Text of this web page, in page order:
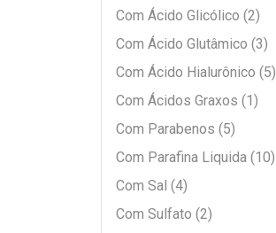
Para Tirar Frizz (10)
Com Ácido Glicólico (2)
Com Ácido Glutâmico (3)
Com Ácido Hialurônico (5)
Com Ácidos Graxos (1)
Com Parabenos (5)
Com Parafina Liquida (10)
Com Sal (4)
Com Sulfato (2)